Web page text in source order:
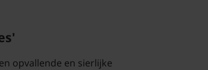
opvallende en sierlijke